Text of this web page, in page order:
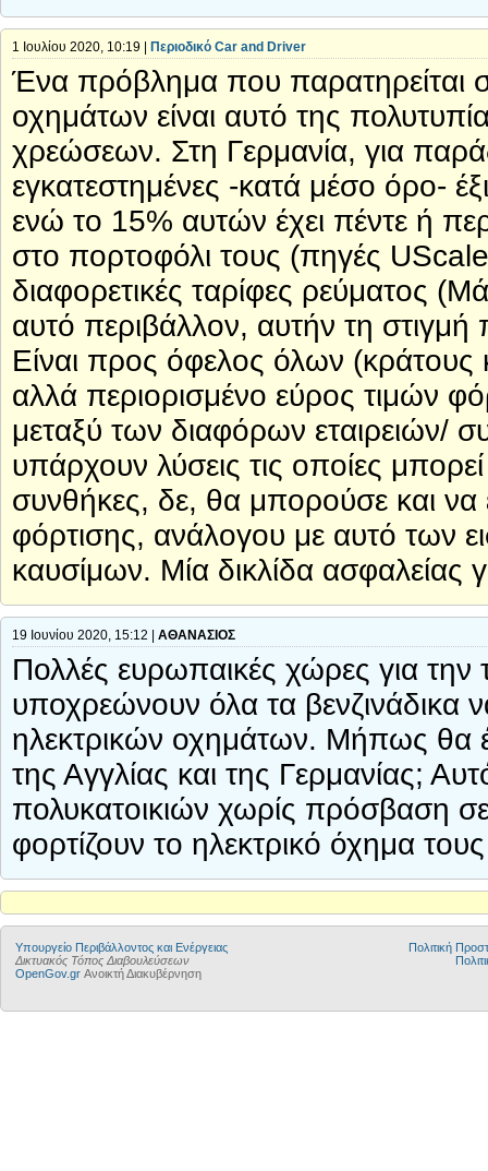
1 Ιουλίου 2020, 10:19 | Περιοδικό Car and Driver
Ένα πρόβλημα που παρατηρείται
οχημάτων είναι αυτό της
χρεώσεων. Στη Γερμανία, για
εγκατεστημένες -κατά μέσο όρο-
ενώ το 15% αυτών έχει πέντε ή
στο πορτοφόλι τους (πηγές
διαφορετικές ταρίφες ρεύματος
αυτό περιβάλλον, αυτήν τη
Είναι προς όφελος όλων (κράτους
αλλά περιορισμένο εύρος τιμών
μεταξύ των διαφόρων εταιρειών/
υπάρχουν λύσεις τις οποίες
συνθήκες, δε, θα μπορούσε και να
φόρτισης, ανάλογου με αυτό των
καυσίμων. Μία δικλίδα
19 Ιουνίου 2020, 15:12 | ΑΘΑΝΑΣΙΟΣ
Πολλές ευρωπαικές χώρες για
υποχρεώνουν όλα τα βενζινάδικα
ηλεκτρικών οχημάτων. Μήπως θα
της Αγγλίας και της Γερμανίας;
πολυκατοικιών χωρίς πρόσβαση
φορτίζουν το ηλεκτρικό όχημα
Yπουργείο Περιβάλλοντος και Ενέργειας
Δικτυακός Τόπος Διαβουλεύσεων
OpenGov.gr Ανοικτή Διακυβέρνηση
Πολιτική